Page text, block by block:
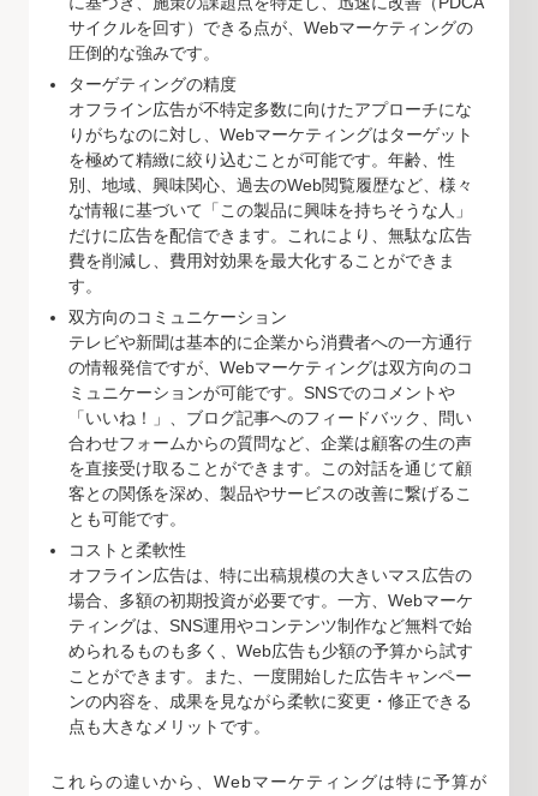
サイクルを回す）できる点が、Webマーケティングの
圧倒的な強みです。
ターゲティングの精度
オフライン広告が不特定多数に向けたアプローチにな
りがちなのに対し、Webマーケティングはターゲット
を極めて精緻に絞り込むことが可能です。年齢、性
別、地域、興味関心、過去のWeb閲覧履歴など、様々
な情報に基づいて「この製品に興味を持ちそうな人」
だけに広告を配信できます。これにより、無駄な広告
費を削減し、費用対効果を最大化することができま
す。
双方向のコミュニケーション
テレビや新聞は基本的に企業から消費者への一方通行
の情報発信ですが、Webマーケティングは双方向のコ
ミュニケーションが可能です。SNSでのコメントや
「いいね！」、ブログ記事へのフィードバック、問い
合わせフォームからの質問など、企業は顧客の生の声
を直接受け取ることができます。この対話を通じて顧
客との関係を深め、製品やサービスの改善に繋げるこ
とも可能です。
コストと柔軟性
オフライン広告は、特に出稿規模の大きいマス広告の
場合、多額の初期投資が必要です。一方、Webマーケ
ティングは、SNS運用やコンテンツ制作など無料で始
められるものも多く、Web広告も少額の予算から試す
ことができます。また、一度開始した広告キャンペー
ンの内容を、成果を見ながら柔軟に変更・修正できる
点も大きなメリットです。
これらの違いから、Webマーケティングは特に予算が